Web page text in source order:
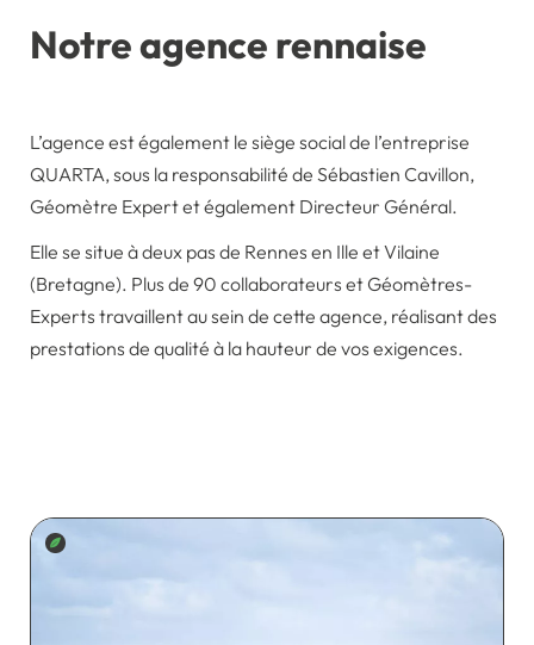
Notre agence rennaise
L’agence est également le siège social de l’entreprise
QUARTA, sous la responsabilité de Sébastien Cavillon,
Géomètre Expert et également Directeur Général.
Elle se situe à deux pas de Rennes en Ille et Vilaine
(Bretagne). Plus de 90 collaborateurs et Géomètres-
Experts travaillent au sein de cette agence, réalisant des
prestations de qualité à la hauteur de vos exigences.